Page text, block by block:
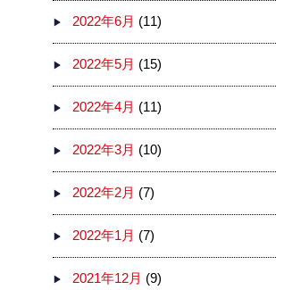
2022年6月 (11)
2022年5月 (15)
2022年4月 (11)
2022年3月 (10)
2022年2月 (7)
2022年1月 (7)
2021年12月 (9)